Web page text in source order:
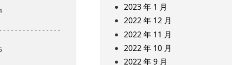
2023 年 1 月
2022 年 12 月
2022 年 11 月
2022 年 10 月
2022 年 9 月